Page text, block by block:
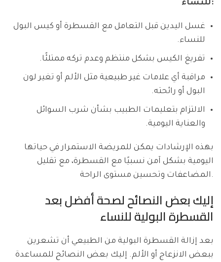
للنساء:
غسل اليدين قبل التعامل مع القسطرة أو كيس البول
للنساء.
تفريغ الكيس بشكل منتظم وعدم تركه ممتلئًا.
مراقبة أي علامات غير طبيعية مثل الألم أو تغير لون
البول أو رائحته.
الالتزام بتعليمات الطبيب بشأن شرب السوائل
والعناية اليومية.
بهذه الإرشادات يمكن للمريضة الاستمرار في حياتها
اليومية بشكل آمن نسبيًا مع القسطرة، مع تقليل
المضاعفات وتحسين مستوى الراحة.
إليك بعض النصائح لصحة أفضل بعد
القسطرة البولية للنساء
بعد إزالة القسطرة البولية من الطبيعي أن تشعرين
ببعض الانزعاج أو الألم. إليك بعض النصائح للمساعدة